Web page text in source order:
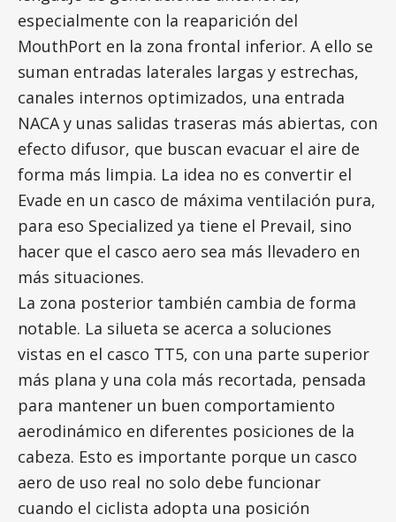
especialmente con la reaparición del
MouthPort en la zona frontal inferior. A ello se
suman entradas laterales largas y estrechas,
canales internos optimizados, una entrada
NACA y unas salidas traseras más abiertas, con
efecto difusor, que buscan evacuar el aire de
forma más limpia. La idea no es convertir el
Evade en un casco de máxima ventilación pura,
para eso Specialized ya tiene el Prevail, sino
hacer que el casco aero sea más llevadero en
más situaciones.
La zona posterior también cambia de forma
notable. La silueta se acerca a soluciones
vistas en el casco TT5, con una parte superior
más plana y una cola más recortada, pensada
para mantener un buen comportamiento
aerodinámico en diferentes posiciones de la
cabeza. Esto es importante porque un casco
aero de uso real no solo debe funcionar
cuando el ciclista adopta una posición